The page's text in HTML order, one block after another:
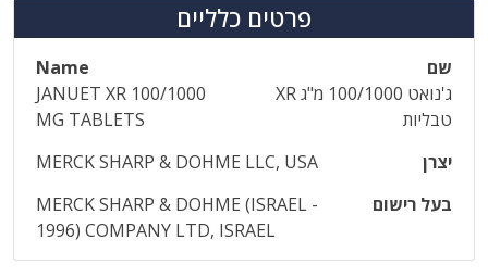
פרטים כלליים
שם
Name
ג'נואט 100/1000 מ"ג XR
טבליות
JANUET XR 100/1000
MG TABLETS
יצרן
MERCK SHARP & DOHME LLC, USA
בעל רישום
MERCK SHARP & DOHME (ISRAEL -
1996) COMPANY LTD, ISRAEL